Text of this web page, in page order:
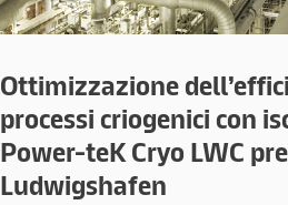
Ottimizzazione
processi criogenici con
Power-teK Cryo LWC
Ludwigshafen